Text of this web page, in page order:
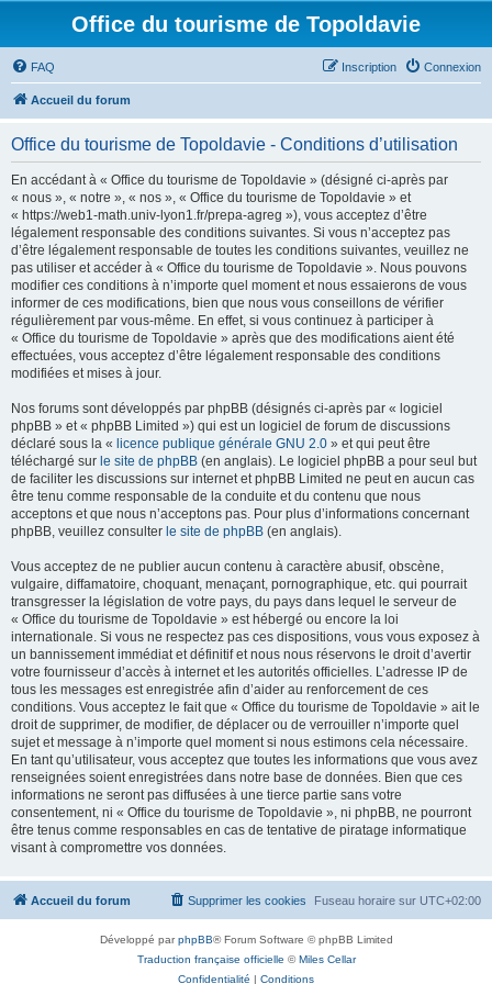
Office du tourisme de Topoldavie
FAQ Connexion
Inscription
Accueil du forum
Office du tourisme de Topoldavie - Conditions d’utilisation
En accédant à « Office du tourisme de Topoldavie » (désigné ci-après par
« nous », « notre », « nos », « Office du tourisme de Topoldavie » et
« https://web1-math.univ-lyon1.fr/prepa-agreg »), vous acceptez d’être
légalement responsable des conditions suivantes. Si vous n’acceptez pas
d’être légalement responsable de toutes les conditions suivantes, veuillez ne
pas utiliser et accéder à « Office du tourisme de Topoldavie ». Nous pouvons
modifier ces conditions à n’importe quel moment et nous essaierons de vous
informer de ces modifications, bien que nous vous conseillons de vérifier
régulièrement par vous-même. En effet, si vous continuez à participer à
« Office du tourisme de Topoldavie » après que des modifications aient été
effectuées, vous acceptez d’être légalement responsable des conditions
modifiées et mises à jour.
Nos forums sont développés par phpBB (désignés ci-après par « logiciel
phpBB » et « phpBB Limited ») qui est un logiciel de forum de discussions
déclaré sous la « licence publique générale GNU 2.0 » et qui peut être
téléchargé sur le site de phpBB (en anglais). Le logiciel phpBB a pour seul but
de faciliter les discussions sur internet et phpBB Limited ne peut en aucun cas
être tenu comme responsable de la conduite et du contenu que nous
acceptons et que nous n’acceptons pas. Pour plus d’informations concernant
phpBB, veuillez consulter le site de phpBB (en anglais).
Vous acceptez de ne publier aucun contenu à caractère abusif, obscène,
vulgaire, diffamatoire, choquant, menaçant, pornographique, etc. qui pourrait
transgresser la législation de votre pays, du pays dans lequel le serveur de
« Office du tourisme de Topoldavie » est hébergé ou encore la loi
internationale. Si vous ne respectez pas ces dispositions, vous vous exposez à
un bannissement immédiat et définitif et nous nous réservons le droit d’avertir
votre fournisseur d’accès à internet et les autorités officielles. L’adresse IP de
tous les messages est enregistrée afin d’aider au renforcement de ces
conditions. Vous acceptez le fait que « Office du tourisme de Topoldavie » ait le
droit de supprimer, de modifier, de déplacer ou de verrouiller n’importe quel
sujet et message à n’importe quel moment si nous estimons cela nécessaire.
En tant qu’utilisateur, vous acceptez que toutes les informations que vous avez
renseignées soient enregistrées dans notre base de données. Bien que ces
informations ne seront pas diffusées à une tierce partie sans votre
consentement, ni « Office du tourisme de Topoldavie », ni phpBB, ne pourront
être tenus comme responsables en cas de tentative de piratage informatique
visant à compromettre vos données.
Accueil du forum Fuseau horaire sur UTC+02:00
Supprimer les cookies
Développé parphpBB® Forum Software © phpBB Limited
Traduction française officielle ©Miles Cellar
Confidentialité | Conditions